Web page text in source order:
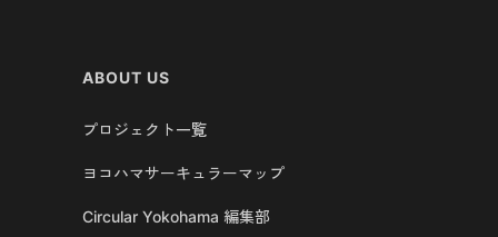
ABOUT US
プロジェクト一覧
ヨコハマサーキュラーマップ
Circular Yokohama 編集部